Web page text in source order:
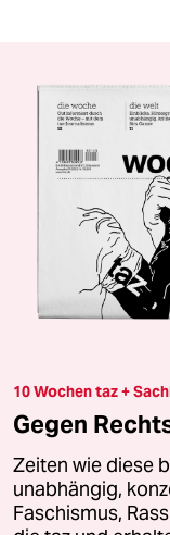
10 Wochen taz +
Gegen
Zeiten wie diese
unabhängig,
Faschismus,